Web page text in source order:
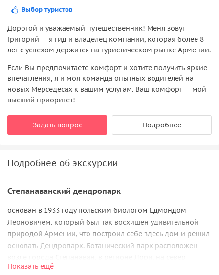
Выбор туристов
Дорогой и уважаемый путешественник! Меня зовут
Григорий — я гид и владелец компании, которая более 8
лет с успехом держится на туристическом рынке Армении.
Если Вы предпочитаете комфорт и хотите получить яркие
впечатления, я и моя команда опытных водителей на
новых Мерседесах к вашим услугам. Ваш комфорт — мой
высший приоритет!
Задать вопрос Подробнее
Подробнее об экскурсии
Степанаванский дендропарк
основан в 1933 году польским биологом Едмондом
Леоновичем, который был так восхищен удивительной
природой Армении, что построил себе здесь дом и решил
основать Дендропарк. Ботанический парк расположен
Республики. В огромной территории парка вы увидите
Показать ещё